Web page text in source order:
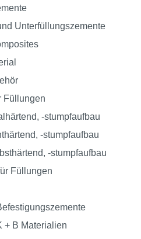
Unterfüllungszemente
Füllungen
-stumpfaufbau
-stumpfaufbau
-stumpfaufbau
Füllungen
+ B Materialien